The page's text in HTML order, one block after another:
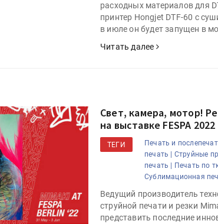
расходных материалов для
принтер Hongjet DTF-60 c
в июле он будет запущен в
Читать далее
Свет, камера, мотор!
на выставке FESPA 2022
ТЕГИ Печать и
печать |
Струйные
печать |
Печать по
Сублимационная
Ведущий производитель
струйной печати и резки
представить последние
Росстат опубликовал статистику об
объёмах промышленного
производства в стране за первое
полугодие 2026 года
Круглый стол на тему РОП пройдет
28 июля